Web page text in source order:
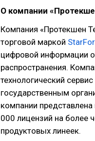
О компании
Компания «Протекшен
торговой маркой
цифровой информации
распространения.
технологический
государственным
компании
000 лицензий на более
продуктовых линеек.